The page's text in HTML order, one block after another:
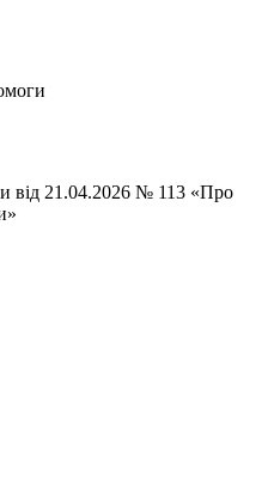
від 21.04.2026 № 113 «Про